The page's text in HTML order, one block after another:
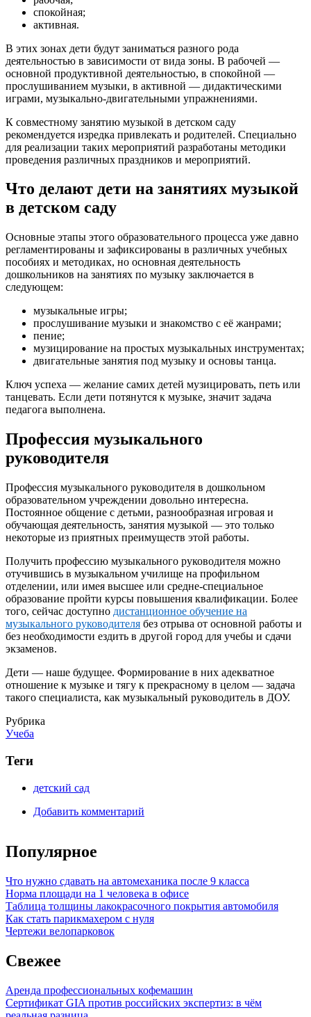
спокойная;
активная.
В этих зонах дети будут заниматься разного рода
деятельностью в зависимости от вида зоны. В рабочей —
основной продуктивной деятельностью, в спокойной —
прослушиванием музыки, в активной — дидактическими
играми, музыкально-двигательными упражнениями.
К совместному занятию музыкой в детском саду
рекомендуется изредка привлекать и родителей. Специально
для реализации таких мероприятий разработаны методики
проведения различных праздников и мероприятий.
Что делают дети на занятиях музыкой
в детском саду
Основные этапы этого образовательного процесса уже давно
регламентированы и зафиксированы в различных учебных
пособиях и методиках, но основная деятельность
дошкольников на занятиях по музыку заключается в
следующем:
музыкальные игры;
прослушивание музыки и знакомство с её жанрами;
пение;
музицирование на простых музыкальных инструментах;
двигательные занятия под музыку и основы танца.
Ключ успеха — желание самих детей музицировать, петь или
танцевать. Если дети потянутся к музыке, значит задача
педагога выполнена.
Профессия музыкального
руководителя
Профессия музыкального руководителя в дошкольном
образовательном учреждении довольно интересна.
Постоянное общение с детьми, разнообразная игровая и
обучающая деятельность, занятия музыкой — это только
некоторые из приятных преимуществ этой работы.
Получить профессию музыкального руководителя можно
отучившись в музыкальном училище на профильном
отделении, или имея высшее или средне-специальное
образование пройти курсы повышения квалификации. Более
того, сейчас доступно дистанционное обучение на
музыкального руководителя без отрыва от основной работы и
без необходимости ездить в другой город для учебы и сдачи
экзаменов.
Дети — наше будущее. Формирование в них адекватное
отношение к музыке и тягу к прекрасному в целом — задача
такого специалиста, как музыкальный руководитель в ДОУ.
Рубрика
Учеба
Теги
детский сад
Добавить комментарий
Популярное
Что нужно сдавать на автомеханика после 9 класса
Норма площади на 1 человека в офисе
Таблица толщины лакокрасочного покрытия автомобиля
Как стать парикмахером с нуля
Чертежи велопарковок
Свежее
Аренда профессиональных кофемашин
Сертификат GIA против российских экспертиз: в чём